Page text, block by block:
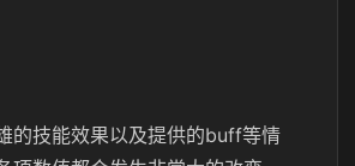
的技能效果以及提供的buff等情